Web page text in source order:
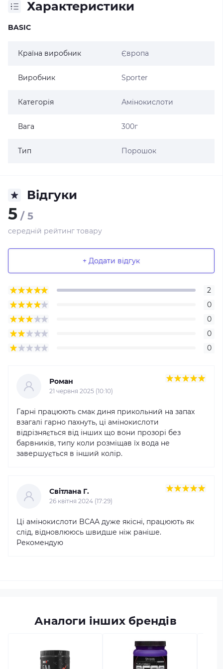
Характеристики
BASIC
Країна виробник Європа
Виробник Sporter
Категорія Амінокислоти
Вага 300г
Тип Порошок
Відгуки
5 / 5
середній рейтинг товару
+ Додати відгук
2
0
0
0
0
Роман
21 червня 2025 (10:10)
Гарні працюють смак диня прикольний на запах
взагалі гарно пахнуть, ці амінокислоти
відрізняється від інших що вони прозорі без
барвників, типу коли розміщав їх вода не
завершується в інший колір.
Світлана Г.
26 квітня 2024 (17:29)
Ці амінокислоти BCAA дуже якісні, працюють як
слід, відновлююсь швидше ніж раніше.
Рекомендую
Аналоги інших брендів